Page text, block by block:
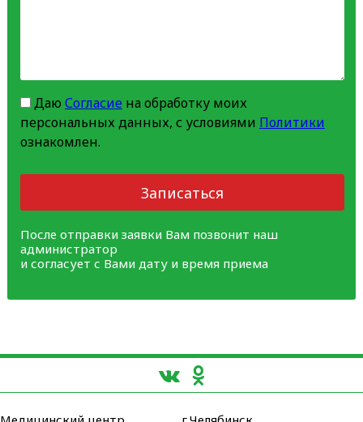
Даю Согласиена обработку моих
персональных данных, с условиями Политики
ознакомлен.
Записаться
После отправки заявки Вам позвонит наш
администратор
и согласует с Вами дату и время приема